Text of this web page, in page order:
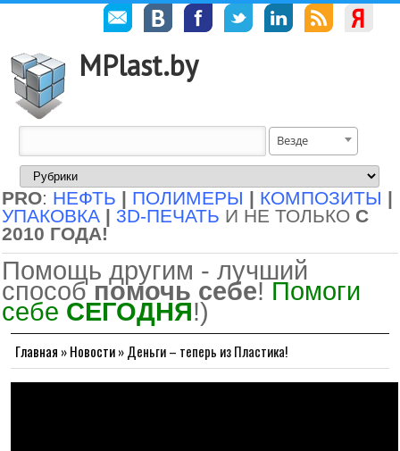
MPlast.by
Везде
PRO: НЕФТЬ | ПОЛИМЕРЫ | КОМПОЗИТЫ |
УПАКОВКА | 3D-ПЕЧАТЬ И НЕ ТОЛЬКО С
2010 ГОДА!
Помощь другим - лучший
способ помочь себе! Помоги
себе СЕГОДНЯ!)
Главная »Новости»Деньги – теперь из Пластика!